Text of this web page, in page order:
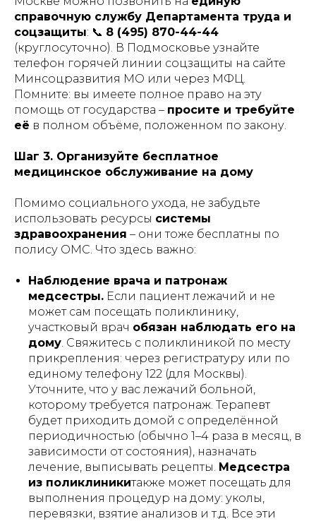
справочную службу Департамента труда и
соцзащиты: 📞 8 (495) 870-44-44
(круглосуточно)​. В Подмосковье узнайте
телефон горячей линии соцзащиты на сайте
Минсоцразвития МО или через МФЦ.
Помните: вы имеете полное право на эту
помощь от государства – просите и требуйте
её в полном объёме, положенном по закону.
Шаг 3. Организуйте бесплатное
медицинское обслуживание на дому
Помимо социального ухода, не забудьте
использовать ресурсы системы
здравоохранения – они тоже бесплатны по
полису ОМС. Что здесь важно:
Наблюдение врача и патронаж
медсестры. Если пациент лежачий и не
может сам посещать поликлинику,
участковый врач обязан наблюдать его на
дому. Свяжитесь с поликлиникой по месту
прикрепления: через регистратуру или по
единому телефону 122 (для Москвы).
Уточните, что у вас лежачий больной,
которому требуется патронаж. Терапевт
будет приходить домой с определённой
периодичностью (обычно 1–4 раза в месяц, в
зависимости от состояния), назначать
лечение, выписывать рецепты. Медсестра
из поликлиникитакже может посещать для
выполнения процедур на дому: уколы,
перевязки, взятие анализов и т.д. Все эти